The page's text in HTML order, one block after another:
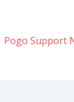
Pogo Support